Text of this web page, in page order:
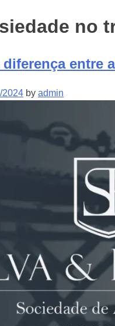
no
diferença entre
2024 by admin